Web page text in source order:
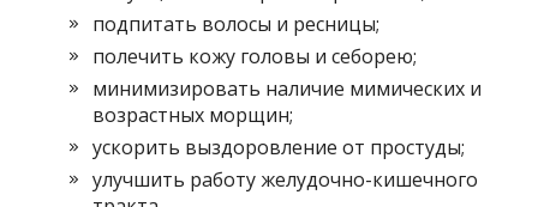
подпитать волосы и ресницы;
полечить кожу головы и себорею;
минимизировать наличие мимических и
возрастных морщин;
ускорить выздоровление от простуды;
улучшить работу желудочно-кишечного